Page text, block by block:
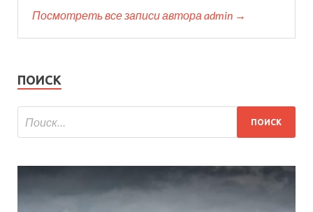
Посмотреть все записи автора admin →
ПОИСК